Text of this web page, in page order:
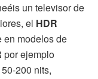
un televisor de
el HDR
en modelos de
por ejemplo
200 nits,